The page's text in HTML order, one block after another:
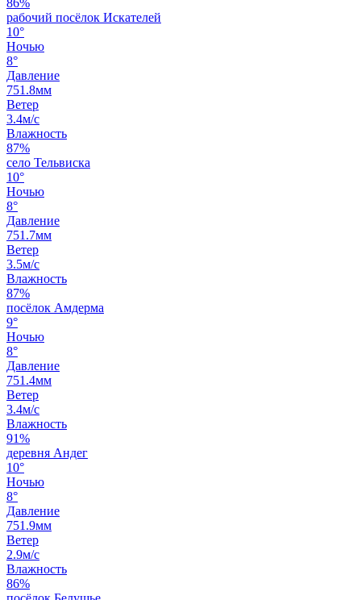
86%
рабочий посёлок Искателей
10°
Ночью
8°
Давление
751.8мм
Ветер
3.4м/с
Влажность
87%
село Тельвиска
10°
Ночью
8°
Давление
751.7мм
Ветер
3.5м/с
Влажность
87%
посёлок Амдерма
9°
Ночью
8°
Давление
751.4мм
Ветер
3.4м/с
Влажность
91%
деревня Андег
10°
Ночью
8°
Давление
751.9мм
Ветер
2.9м/с
Влажность
86%